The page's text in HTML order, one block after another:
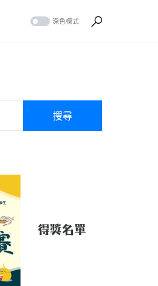
深色模式
搜尋